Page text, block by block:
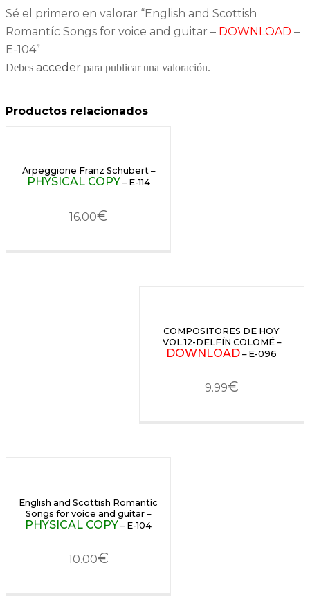
Sé el primero en valorar “English and Scottish
Romantíc Songs for voice and guitar – DOWNLOAD –
E-104”
Debes acceder para publicar una valoración.
Productos relacionados
Arpeggione Franz Schubert –
PHYSICAL COPY – E-114
16.00€
COMPOSITORES DE HOY
VOL.12-DELFÍN COLOMÉ –
DOWNLOAD – E-096
9.99€
English and Scottish Romantíc
Songs for voice and guitar –
PHYSICAL COPY – E-104
10.00€